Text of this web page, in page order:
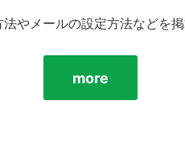
やメールの設定方法などを掲
more